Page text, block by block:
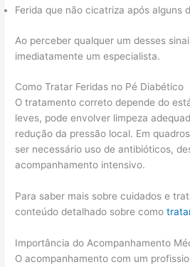
Ferida que não cicatriza após alguns
Ao perceber qualquer um desses
imediatamente um especialista.
Como Tratar Feridas no Pé Diabético
O tratamento correto depende do
leves, pode envolver limpeza
redução da pressão local. Em
ser necessário uso de antibióticos,
acompanhamento intensivo.
Para saber mais sobre cuidados e
conteúdo detalhado sobre como
Importância do Acompanhamento
O acompanhamento com um